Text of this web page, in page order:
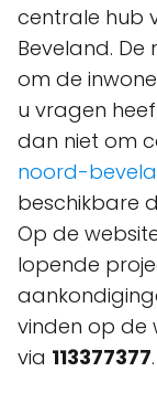
centrale hub
Beveland. De
om de
u vragen
dan niet om
noord-
beschikbare
Op de
lopende
vinden op de
via 113377377.